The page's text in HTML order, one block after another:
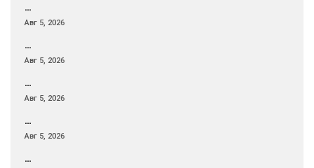
…
Авг 5, 2026
…
Авг 5, 2026
…
Авг 5, 2026
…
Авг 5, 2026
…